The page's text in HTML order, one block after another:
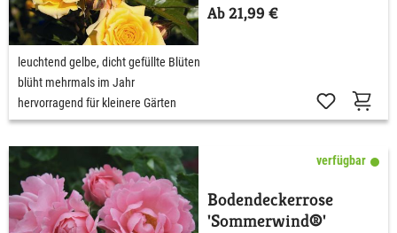
Ab 21,99 €
leuchtend gelbe, dicht gefüllte Blüten
blüht mehrmals im Jahr
hervorragend für kleinere Gärten
verfügbar
Bodendeckerrose
'Sommerwind®'